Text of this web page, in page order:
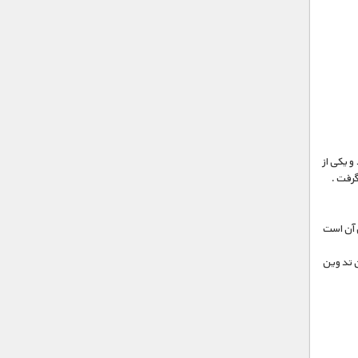
یکی از
.
آن است
تدوین